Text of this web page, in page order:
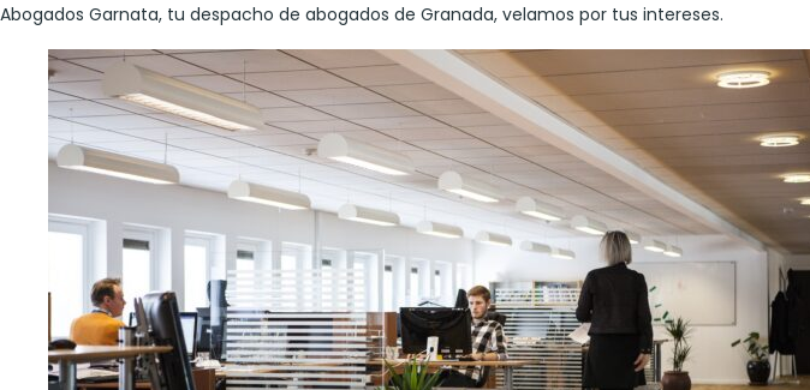
Abogados Garnata, tu despacho de abogados de Granada, velamos por tus intereses.